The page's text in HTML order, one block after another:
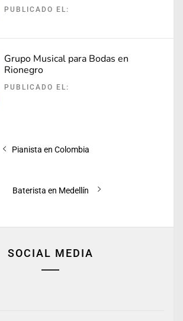
PUBLICADO EL:
Grupo Musical para Bodas en
Rionegro
PUBLICADO EL:
Entrada
Pianista en Colombia
Entrada
Baterista en Medellín
SOCIAL MEDIA